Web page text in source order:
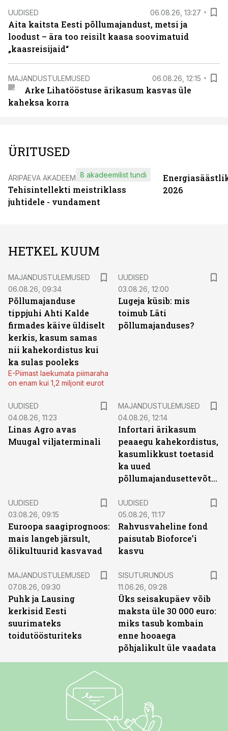
UUDISED 06.08.26, 13:27
Aita kaitsta Eesti põllumajandust, metsi ja
loodust – ära too reisilt kaasa soovimatuid
„kaasreisijaid“
MAJANDUSTULEMUSED 06.08.26, 12:15
Arke Lihatööstuse ärikasum kasvas üle
kaheksa korra
ÜRITUSED
ÄRIPÄEVA AKADEEMIA
Tehisintellekti meistriklass
juhtidele - vundament
8 akadeemilist tundi
2026
HETKEL KUUM
MAJANDUSTULEMUSED
06.08.26, 09:34
Põllumajanduse
tippjuhi Ahti Kalde
firmades käive üldiselt
kerkis, kasum samas
nii kahekordistus kui
ka sulas pooleks
E-Piimast laekumata piimaraha
on enam kui 1,2 miljonit eurot
UUDISED
03.08.26, 12:00
Lugeja küsib: mis
toimub Läti
põllumajanduses?
UUDISED
04.08.26, 11:23
Linas Agro avas
Muugal viljaterminali
MAJANDUSTULEMUSED
04.08.26, 12:14
Infortari ärikasum
peaaegu kahekordistus,
kasumlikkust toetasid
ka uued
põllumajandusettevõtted
UUDISED
03.08.26, 09:15
Euroopa saagiprognoos:
mais langeb järsult,
õlikultuurid kasvavad
UUDISED
05.08.26, 11:17
Rahvusvaheline fond
paisutab Bioforce’i
kasvu
MAJANDUSTULEMUSED
07.08.26, 09:30
Puhk ja Lausing
kerkisid Eesti
suurimateks
toidutöösturiteks
SISUTURUNDUS
11.06.26, 09:28
Üks seisakupäev võib
maksta üle 30 000 euro:
miks tasub kombain
enne hooaega
põhjalikult üle vaadata